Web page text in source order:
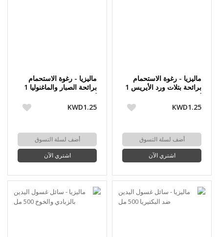
ماليزيا - رغوة الاستحمام
برائحة بتلات ورد الأيريس 1
لتر
KWD1.25
أضف لسلة التسوق
اشتري الآن
ماليزيا - رغوة الاستحمام
برائحة الصبار والماغنوليا 1
لتر
KWD1.25
أضف لسلة التسوق
اشتري الآن